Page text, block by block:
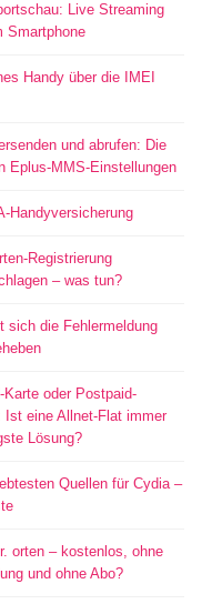
Live Streaming
Smartphone
Handy über die IMEI
und abrufen: Die
Eplus-MMS-Einstellungen
Handyversicherung
Registrierung
– was tun?
sich die Fehlermeldung
Karte oder Postpaid-
Ist eine Allnet-Flat immer
Lösung?
Quellen für Cydia –
orten – kostenlos, ohne
und ohne Abo?